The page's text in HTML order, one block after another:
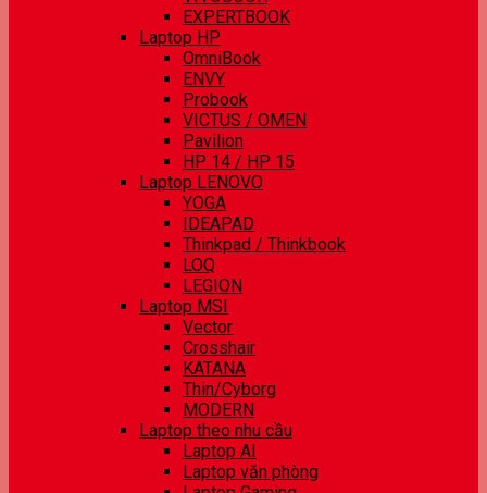
EXPERTBOOK
Laptop HP
OmniBook
ENVY
Probook
VICTUS / OMEN
Pavilion
HP 14 / HP 15
Laptop LENOVO
YOGA
IDEAPAD
Thinkpad / Thinkbook
LOQ
LEGION
Laptop MSI
Vector
Crosshair
KATANA
Thin/Cyborg
MODERN
Laptop theo nhu cầu
Laptop AI
Laptop văn phòng